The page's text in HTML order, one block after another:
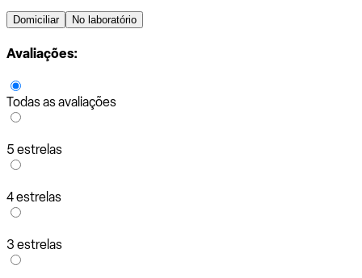
Domiciliar No laboratório
Avaliações:
Todas as avaliações
5 estrelas
4 estrelas
3 estrelas